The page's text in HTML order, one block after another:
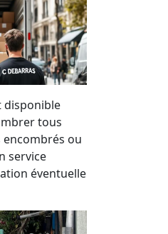
disponible
tous
encombrés ou
service
éventuelle